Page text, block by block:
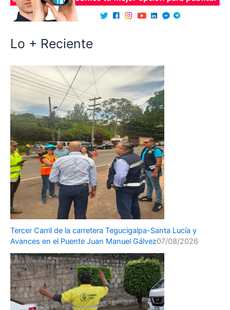
Lo + Reciente
Tercer Carril de la carretera Tegucigalpa-Santa Lucía y
Avances en el Puente Juan Manuel Gálvez07/08/2026